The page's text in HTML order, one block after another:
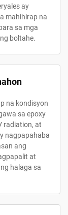
ay
mahihirap na
sa mga
boltahe.
na kondisyon
sa epoxy
radiation, at
nagpapahaba
ang
at
halaga sa